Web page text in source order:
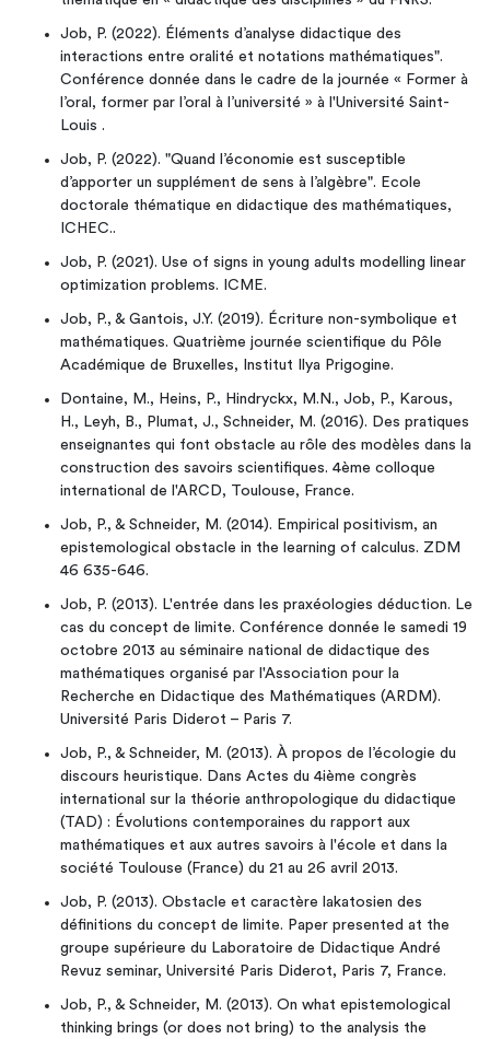
Job, P. (2022). Éléments d’analyse didactique des
interactions entre oralité et notations mathématiques".
Conférence donnée dans le cadre de la journée « Former à
l’oral, former par l’oral à l’université » à l'Université Saint-
Louis .
Job, P. (2022). "Quand l’économie est susceptible
d’apporter un supplément de sens à l’algèbre". Ecole
doctorale thématique en didactique des mathématiques,
ICHEC..
Job, P. (2021). Use of signs in young adults modelling linear
optimization problems. ICME.
Job, P., & Gantois, J.Y. (2019). Écriture non-symbolique et
mathématiques. Quatrième journée scientifique du Pôle
Académique de Bruxelles, Institut Ilya Prigogine.
Dontaine, M., Heins, P., Hindryckx, M.N., Job, P., Karous,
H., Leyh, B., Plumat, J., Schneider, M. (2016). Des pratiques
enseignantes qui font obstacle au rôle des modèles dans la
construction des savoirs scientifiques. 4ème colloque
international de l'ARCD, Toulouse, France.
Job, P., & Schneider, M. (2014). Empirical positivism, an
epistemological obstacle in the learning of calculus. ZDM
46 635-646.
Job, P. (2013). L'entrée dans les praxéologies déduction. Le
cas du concept de limite. Conférence donnée le samedi 19
octobre 2013 au séminaire national de didactique des
mathématiques organisé par l'Association pour la
Recherche en Didactique des Mathématiques (ARDM).
Université Paris Diderot – Paris 7.
Job, P., & Schneider, M. (2013). À propos de l’écologie du
discours heuristique. Dans Actes du 4ième congrès
international sur la théorie anthropologique du didactique
(TAD) : Évolutions contemporaines du rapport aux
mathématiques et aux autres savoirs à l'école et dans la
société Toulouse (France) du 21 au 26 avril 2013.
Job, P. (2013). Obstacle et caractère lakatosien des
définitions du concept de limite. Paper presented at the
groupe supérieure du Laboratoire de Didactique André
Revuz seminar, Université Paris Diderot, Paris 7, France.
Job, P., & Schneider, M. (2013). On what epistemological
thinking brings (or does not bring) to the analysis the